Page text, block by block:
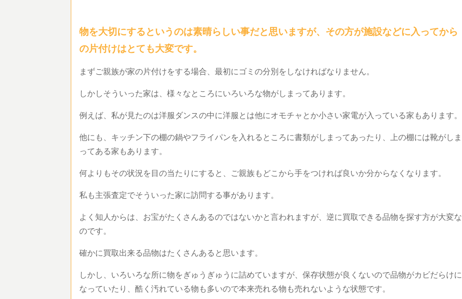
物を大切にするというのは素晴らしい事だと思いますが、その方が施設などに入ってから
の片付けはとても大変です。
まずご親族が家の片付けをする場合、最初にゴミの分別をしなければなりません。
しかしそういった家は、様々なところにいろいろな物がしまってあります。
例えば、私が見たのは洋服ダンスの中に洋服とは他にオモチャとか小さい家電が入っている家もあります。
他にも、キッチン下の棚の鍋やフライパンを入れるところに書類がしまってあったり、上の棚には靴がしま
ってある家もあります。
何よりもその状況を目の当たりにすると、ご親族もどこから手をつければ良いか分からなくなります。
私も主張査定でそういった家に訪問する事があります。
よく知人からは、お宝がたくさんあるのではないかと言われますが、逆に買取できる品物を探す方が大変な
のです。
確かに買取出来る品物はたくさんあると思います。
しかし、いろいろな所に物をぎゅうぎゅうに詰めていますが、保存状態が良くないので品物がカビだらけに
なっていたり、酷く汚れている物も多いので本来売れる物も売れないような状態です。